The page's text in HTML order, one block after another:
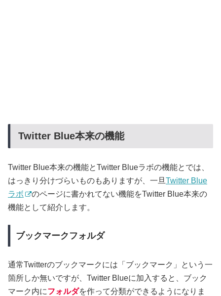
Twitter Blue本来の機能
Twitter Blue本来の機能とTwitter Blueラボの機能とでは、
はっきり分けづらいものもありますが、一旦Twitter Blue
ラボ
のページに書かれてない機能をTwitter Blue本来の
機能として紹介します。
ブックマークフォルダ
通常Twitterのブックマークには「ブックマーク」という一
箇所しか無いですが、Twitter Blueに加入すると、ブック
マーク内にフォルダを作って分類ができるようになりま